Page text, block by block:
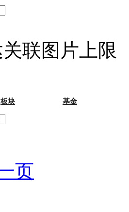
联图片上限
板块 基金
页